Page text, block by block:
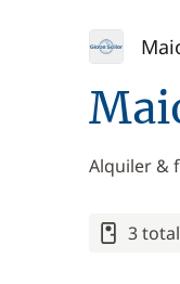
Alquiler &
3